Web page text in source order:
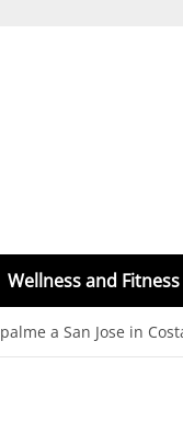
Wellness and Fitness
a San Jose in